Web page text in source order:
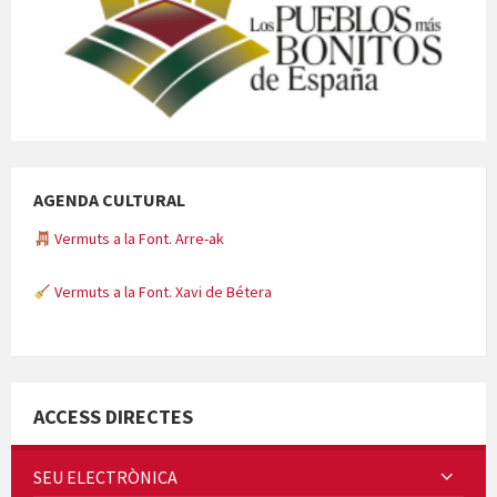
AGENDA CULTURAL
Vermuts a la Font. Arre-ak
Vermuts a la Font. Xavi de Bétera
ACCESS DIRECTES
SEU ELECTRÒNICA